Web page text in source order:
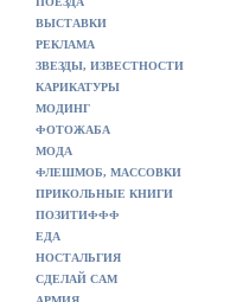
ВЫСТАВКИ
РЕКЛАМА
ЗВЕЗДЫ, ИЗВЕСТНОСТИ
КАРИКАТУРЫ
МОДИНГ
ФОТОЖАБА
МОДА
ФЛЕШМОБ, МАССОВКИ
ПРИКОЛЬНЫЕ КНИГИ
ПОЗИТИФФФ
ЕДА
НОСТАЛЬГИЯ
СДЕЛАЙ САМ